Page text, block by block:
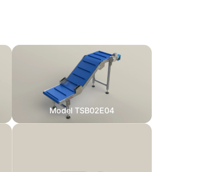
Model TSB02E04